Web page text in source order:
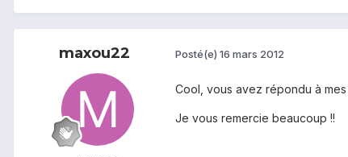
maxou22 Posté(e) 16 mars 2012
Cool, vous avez répondu à
Je vous remercie beaucoup !!